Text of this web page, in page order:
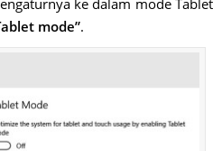
ke dalam mode Tablet
mode”.